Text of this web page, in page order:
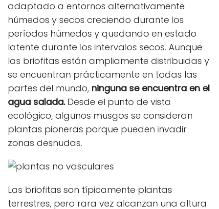
adaptado a entornos alternativamente
húmedos y secos creciendo durante los
períodos húmedos y quedando en estado
latente durante los intervalos secos. Aunque
las briofitas están ampliamente distribuidas y
se encuentran prácticamente en todas las
partes del mundo, ninguna se encuentra en el
agua salada.Desde el punto de vista
ecológico, algunos musgos se consideran
plantas pioneras porque pueden invadir
zonas desnudas.
Las briofitas son típicamente plantas
terrestres, pero rara vez alcanzan una altura